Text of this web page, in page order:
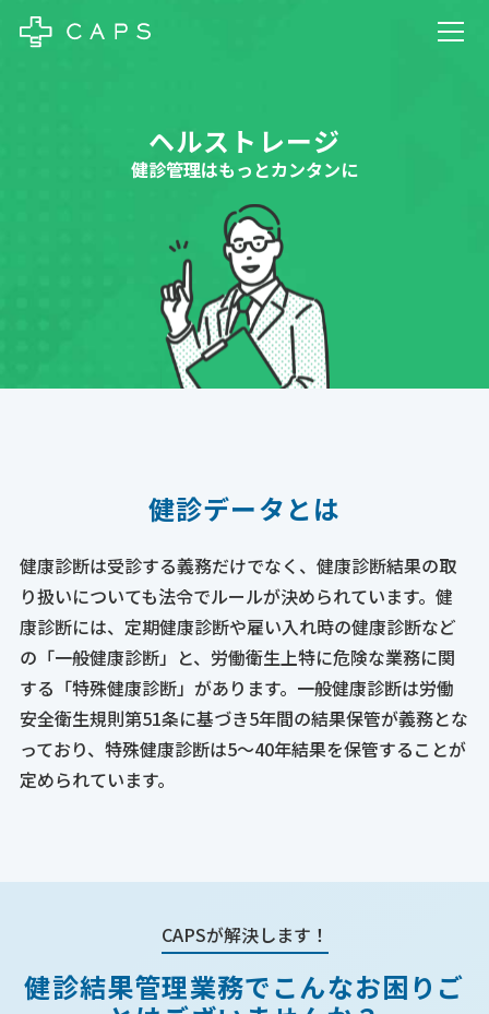
ヘルストレージ
健診管理はもっとカンタンに
健診データとは
健康診断は受診する義務だけでなく、健康診断結果の取
り扱いについても法令でルールが決められています。健
康診断には、定期健康診断や雇い入れ時の健康診断など
の「一般健康診断」と、労働衛生上特に危険な業務に関
する「特殊健康診断」があります。一般健康診断は労働
安全衛生規則第51条に基づき5年間の結果保管が義務とな
っており、特殊健康診断は5〜40年結果を保管することが
定められています。
CAPSが解決します！
健診結果管理業務でこんなお困りご